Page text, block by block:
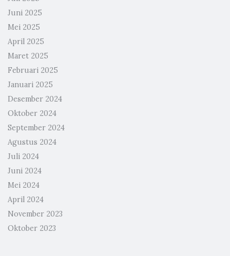
Juni 2025
Mei 2025
April 2025
Maret 2025
Februari 2025
Januari 2025
Desember 2024
Oktober 2024
September 2024
Agustus 2024
Juli 2024
Juni 2024
Mei 2024
April 2024
November 2023
Oktober 2023